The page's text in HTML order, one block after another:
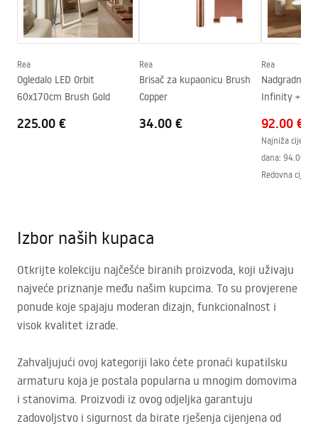
Rea
Ogledalo LED Orbit
60x170cm Brush Gold
225.00 €
Rea
Brisač za kupaonicu Brush
Copper
34.00 €
Rea
Nadgradni
Infinity + čep
92.00 €
Najniža cijena
dana: 94.00 €
Redovna cijena
Izbor naših kupaca
Otkrijte kolekciju najčešće biranih proizvoda, koji uživaju
najveće priznanje među našim kupcima. To su provjerene
ponude koje spajaju moderan dizajn, funkcionalnost i
visok kvalitet izrade.
Zahvaljujući ovoj kategoriji lako ćete pronaći kupatilsku
armaturu koja je postala popularna u mnogim domovima
i stanovima. Proizvodi iz ovog odjeljka garantuju
zadovoljstvo i sigurnost da birate rješenja cijenjena od